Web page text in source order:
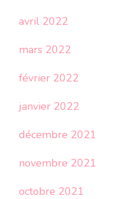
avril 2022
mars 2022
février 2022
janvier 2022
décembre 2021
novembre 2021
octobre 2021